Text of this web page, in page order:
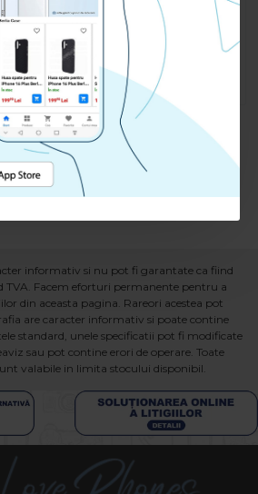
-
Husa pentru Samsung Galaxy A15
5G - Carte X-Power Negru
59.90 lei
CUMPARA
ajuns la finalul listei.
informativ si nu pot fi garantate ca fiind
TVA. Facem eforturi permanente pentru a
din aceasta pagina. Rareori acestea pot
are caracter informativ si poate contine
standard, unele specificatii pot fi modificate
sau pot contine erori de operare. Toate
valabile in limita stocului disponibil.